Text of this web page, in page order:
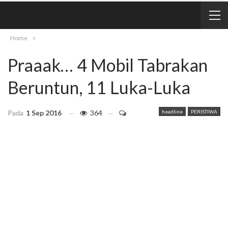
Home
Praaak… 4 Mobil Tabrakan
Beruntun, 11 Luka-Luka
headline PERISTIWA
Pada 1 Sep 2016 364